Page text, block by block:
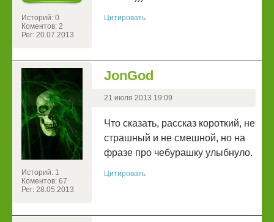
Историй: 0
Коментов: 2
Рег: 20.07.2013
Цитировать
Историй: 1
Коментов: 67
Рег: 28.05.2013
JonGod
21 июля 2013 19:09
Что сказать, рассказ короткий, не
страшный и не смешной, но на
фразе про чебурашку улыбнуло.
Цитировать